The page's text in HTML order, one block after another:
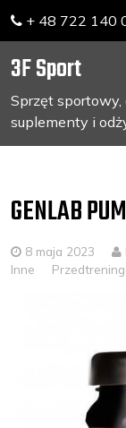
content
+ 48 722 140
3F Sport
Sprzęt sportowy,
suplementy i
GENLAB
8 maja 2023
Inne